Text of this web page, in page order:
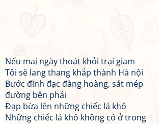
Nếu mai ngày thoát khỏi trại giam
Tôi sẽ lang thang khắp thành Hà nội
Bước đĩnh đạc đàng hoàng, sát mép
đường bên phải
Đạp bừa lên những chiếc lá khô
Những chiếc lá khô không có ở trong